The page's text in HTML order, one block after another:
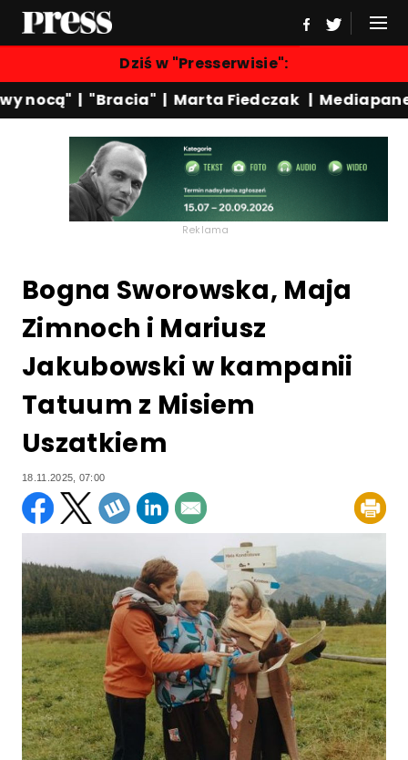
Dziś w "Presserwisie":
nocą"|"Bracia"| Marta Fiedczak|Mediapanel
Reklama
Bogna Sworowska, Maja
Zimnoch i Mariusz
Jakubowski w kampanii
Tatuum z Misiem
Uszatkiem
18.11.2025, 07:00